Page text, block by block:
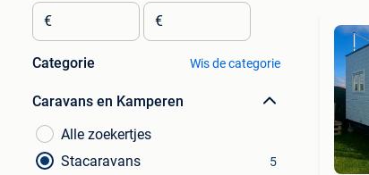
€ €
Categorie Wis de categorie
Caravans en Kamperen
Alle zoekertjes
Stacaravans
5